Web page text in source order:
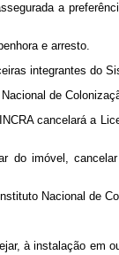
a
e arresto.
integrantes do
de
cancelará a
imóvel,
Nacional de
à instalação